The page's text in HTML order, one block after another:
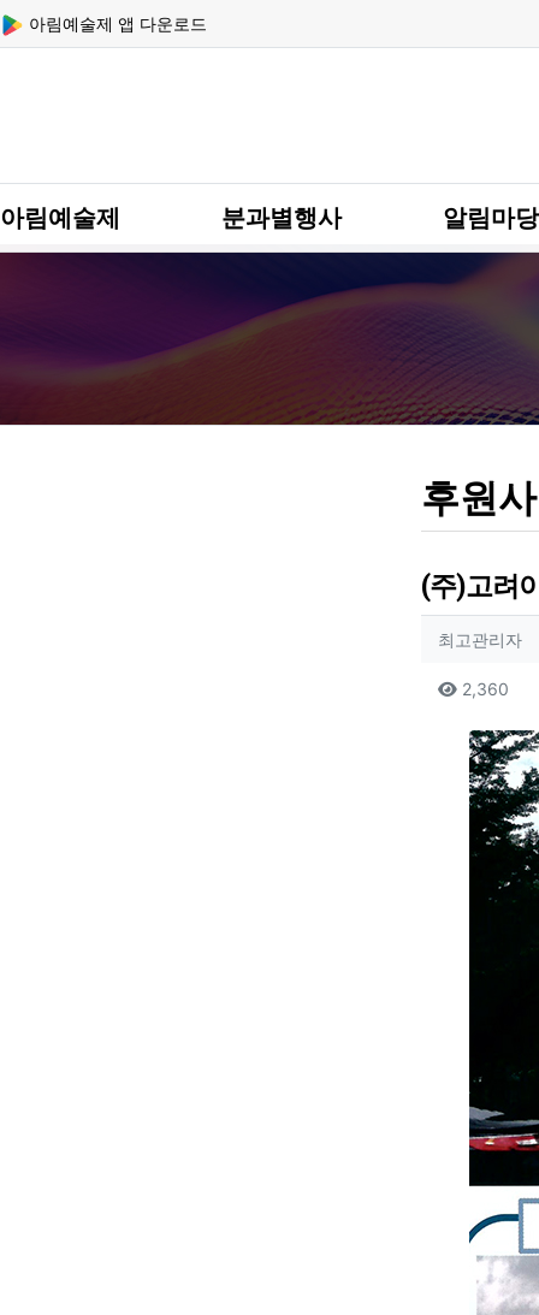
상단 네비
아림예술제 앱 다운로드
메인 메뉴
아림예술제 분과별행사 알림마당
후원사
(주)고려
작성자
최고관리자
컨텐츠
2,360조
본문